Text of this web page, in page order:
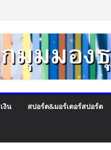
งิน สปอร์ต&มอร์เตอร์สปอร์ต